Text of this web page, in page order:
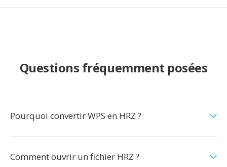
Questions fréquemment posées
Pourquoi convertir WPS en HRZ ?
Comment ouvrir un fichier HRZ ?